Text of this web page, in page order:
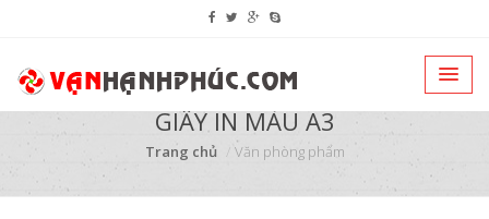
GIẤY IN MÀU A3
Trang chủ Văn phòng phẩm